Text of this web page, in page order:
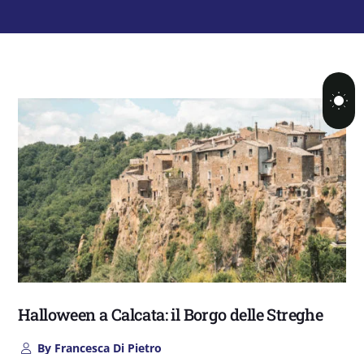
Halloween a Calcata: il Borgo delle Streghe
ByFrancesca Di Pietro